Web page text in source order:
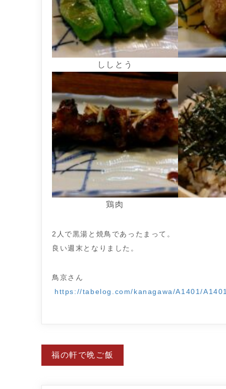
ししとう
鶏肉
2人で黒湯と焼鳥であったまって。
良い週末となりました。
鳥京さん
https://tabelog.com/kanagawa/A1401/
投
稿
福の軒で晩ご飯